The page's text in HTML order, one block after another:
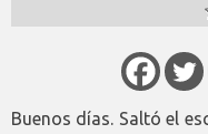
Buenos días. Saltó el